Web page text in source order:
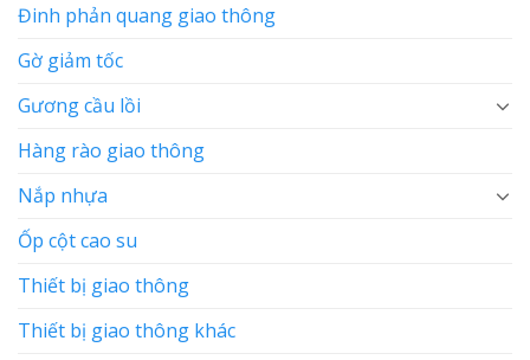
Đinh phản quang giao thông
Gờ giảm tốc
Gương cầu lồi
Hàng rào giao thông
Nắp nhựa
Ốp cột cao su
Thiết bị giao thông
Thiết bị giao thông khác